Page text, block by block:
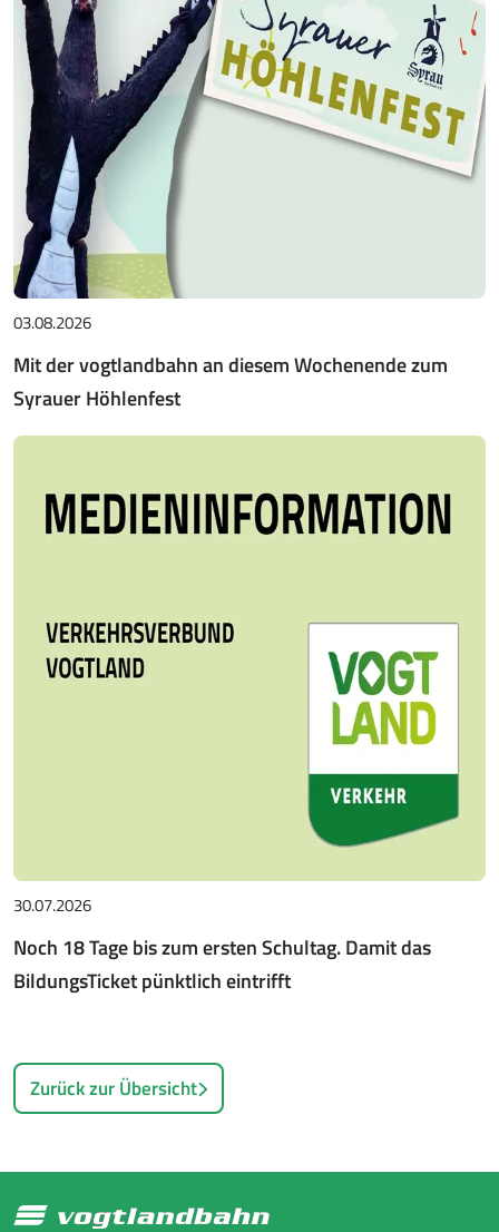
03.08.2026
Mit der vogtlandbahn an diesem Wochenende zum
Syrauer Höhlenfest
30.07.2026
Noch 18 Tage bis zum ersten Schultag. Damit das
BildungsTicket pünktlich eintrifft
Zurück zur Übersicht